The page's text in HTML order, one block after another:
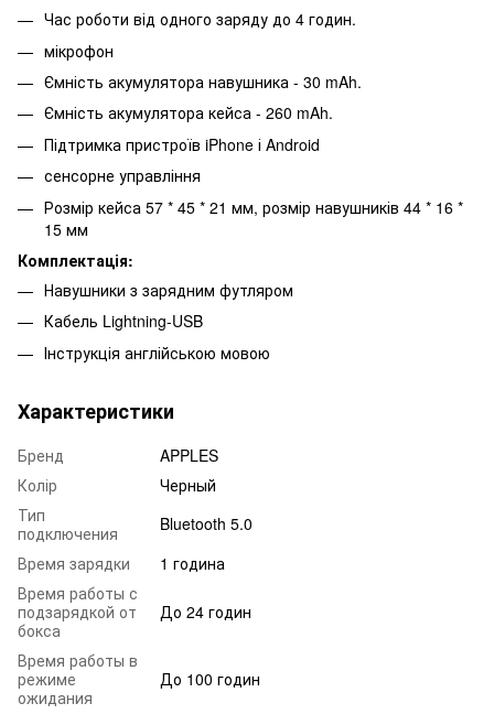
Час роботи від одного заряду до 4 годин.
мікрофон
Ємність акумулятора навушника - 30 mAh.
Ємність акумулятора кейса - 260 mAh.
Підтримка пристроїв iPhone і Android
сенсорне управління
Розмір кейса 57 * 45 * 21 мм, розмір навушників 44 * 16 *
15 мм
Комплектація:
Навушники з зарядним футляром
Кабель Lightning-USB
Інструкція англійською мовою
Характеристики
Бренд
APPLES
Колір
Черный
Тип
подключения
Bluetooth 5.0
Время зарядки
1 година
Время работы с
подзарядкой от
бокса
До 24 годин
Время работы в
режиме
ожидания
До 100 годин